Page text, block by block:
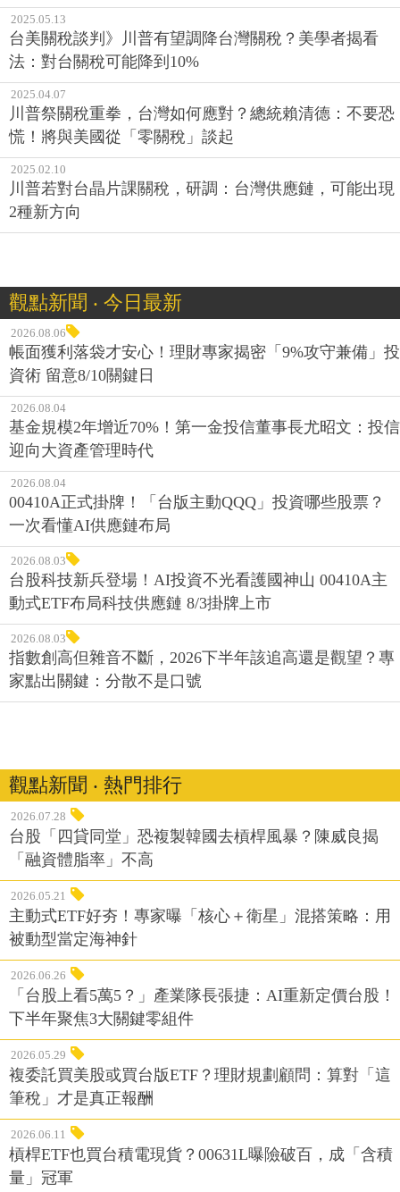
2025.05.13
台美關稅談判》川普有望調降台灣關稅？美學者揭看
法：對台關稅可能降到10%
2025.04.07
川普祭關稅重拳，台灣如何應對？總統賴清德：不要恐
慌！將與美國從「零關稅」談起
2025.02.10
川普若對台晶片課關稅，研調：台灣供應鏈，可能出現
2種新方向
觀點新聞 ‧ 今日最新
2026.08.06
帳面獲利落袋才安心！理財專家揭密「9%攻守兼備」投
資術 留意8/10關鍵日
2026.08.04
基金規模2年增近70%！第一金投信董事長尤昭文：投信
迎向大資產管理時代
2026.08.04
00410A正式掛牌！「台版主動QQQ」投資哪些股票？
一次看懂AI供應鏈布局
2026.08.03
台股科技新兵登場！AI投資不光看護國神山 00410A主
動式ETF布局科技供應鏈 8/3掛牌上市
2026.08.03
指數創高但雜音不斷，2026下半年該追高還是觀望？專
家點出關鍵：分散不是口號
觀點新聞 ‧ 熱門排行
2026.07.28
台股「四貸同堂」恐複製韓國去槓桿風暴？陳威良揭
「融資體脂率」不高
2026.05.21
主動式ETF好夯！專家曝「核心＋衛星」混搭策略：用
被動型當定海神針
2026.06.26
「台股上看5萬5？」產業隊長張捷：AI重新定價台股！
下半年聚焦3大關鍵零組件
2026.05.29
複委託買美股或買台版ETF？理財規劃顧問：算對「這
筆稅」才是真正報酬
2026.06.11
槓桿ETF也買台積電現貨？00631L曝險破百，成「含積
量」冠軍